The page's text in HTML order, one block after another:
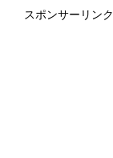
スポンサーリンク